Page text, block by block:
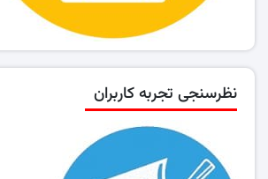
نظرسنجی تجربه کاربران